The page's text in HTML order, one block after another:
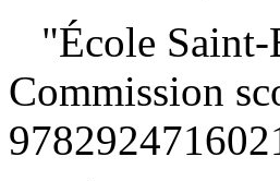
"École Saint-
Commission